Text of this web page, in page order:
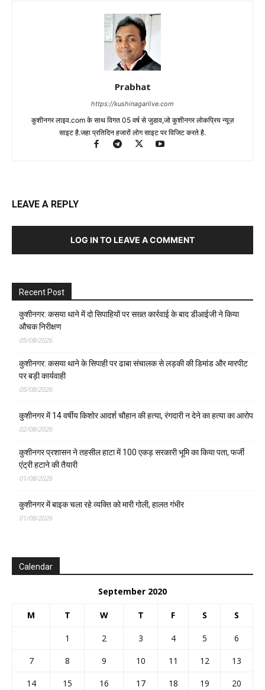
Prabhat
https://kushinagarlive.com
कुशीनगर लाइव.com के साथ विगत 05 वर्ष से जुडाव,जो कुशीनगर लोकप्रिय न्यूज़
साइट है.जहा प्रतिदिन हजारों लोग साइट पर विजिट करते है.
LEAVE A REPLY
LOG IN TO LEAVE A COMMENT
Recent Post
कुशीनगर: कसया थाने में दो सिपाहियों पर सख्त कार्रवाई के बाद डीआईजी ने किया
औचक निरीक्षण
05/08/2026
कुशीनगर: कसया थाने के सिपाही पर ढाबा संचालक से लड़की की डिमांड और मारपीट
पर बड़ी कार्यवाही
05/08/2026
कुशीनगर में 14 वर्षीय किशोर आदर्श चौहान की हत्या, रंगदारी न देने का हत्या का आरोप
02/08/2026
कुशीनगर प्रशासन ने तहसील हाटा में 100 एकड़ सरकारी भूमि का किया पता, फर्जी
एंट्री हटाने की तैयारी
01/08/2026
कुशीनगर में बाइक चला रहे व्यक्ति को मारी गोली, हालत गंभीर
01/08/2026
Calendar
September 2020
M T W T F S S
1 2 3 4 5
6
7
8 9 10 11 12
13
14
15 16 17 18 19
20